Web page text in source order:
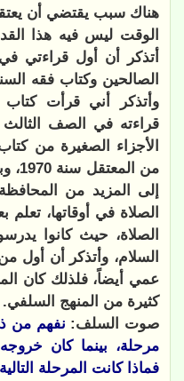
هناك سبب يقتضي أن
الوقت ليس فيه هذا
أتذكر أن أول قراءتي
الصالحين وكتاب فقه
وأتذكر أني قرأت
قراءته في الصف
الأجزاء الصغيرة من
من
إلى المزيد من
الصلاة في أوقاتها،
الصلاة، حيث كانوا
السلام، وأتذكر أن أول
عمي أيضاً، فلذلك كان
كثيرة من المنهج السلفي.
صوت السلف: نفهم من
مرحلة، بينما كان
فماذا كانت المرحلة